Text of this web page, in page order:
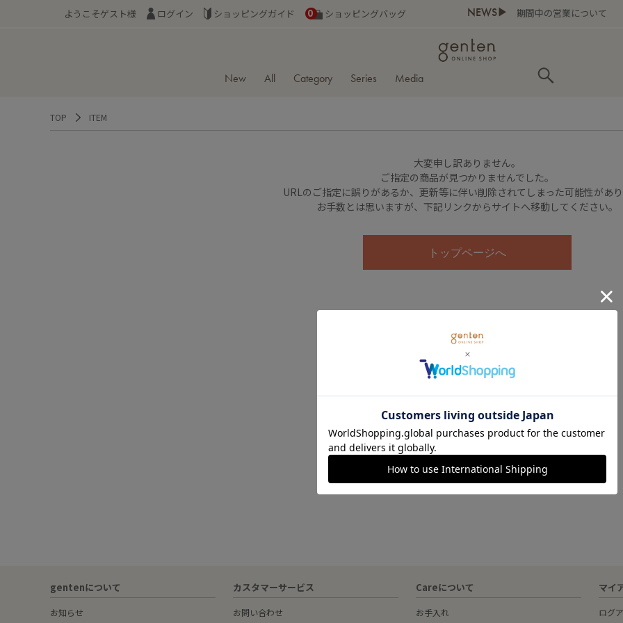
ようこそゲスト様 ログイン ショッピングガイド ショッピングバッグ
0 NEWS▶
お盆期間中の営業について
New All Category Series Media
TOP ITEM
大変申し訳ありません。
ご指定の商品が見つかりませんでした。
URLのご指定に誤りがあるか、更新等に伴い削除されてしまった可能性があ
お手数とは思いますが、下記リンクからサイトへ移動してください。
トップページへ
gentenについて
お知らせ
カスタマーサービス
お問い合わせ
Careについて
お手入れ
マイ
ログ